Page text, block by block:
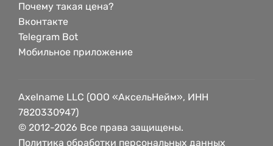
Почему такая цена?
Вконтакте
Telegram Bot
Мобильное приложение
Axelname LLC (ООО «АксельНейм», ИНН
7820330947)
© 2012-2026 Все права защищены.
Политика обработки персональных данных